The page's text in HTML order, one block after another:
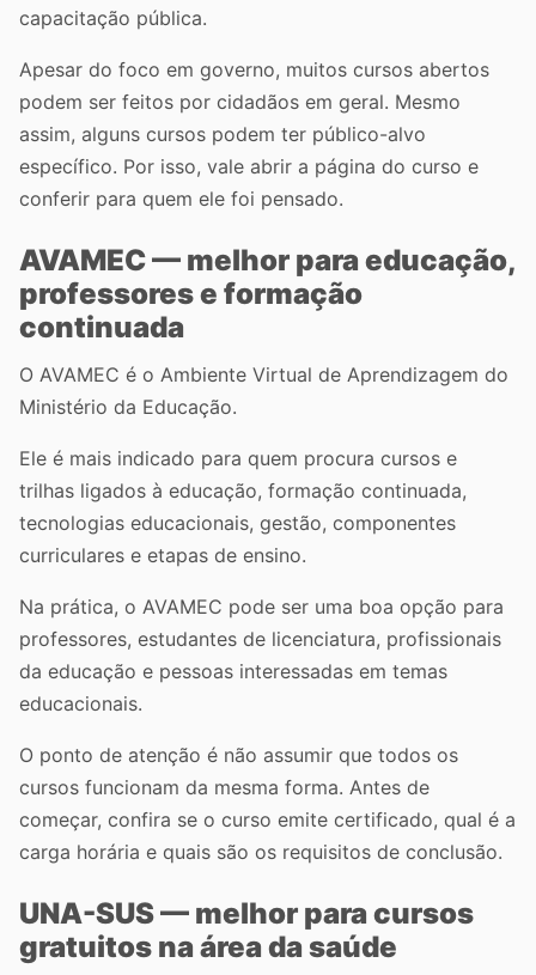
capacitação pública.
Apesar do foco em governo, muitos cursos abertos
podem ser feitos por cidadãos em geral. Mesmo
assim, alguns cursos podem ter público-alvo
específico. Por isso, vale abrir a página do curso e
conferir para quem ele foi pensado.
AVAMEC — melhor para educação,
professores e formação
continuada
O AVAMEC é o Ambiente Virtual de Aprendizagem do
Ministério da Educação.
Ele é mais indicado para quem procura cursos e
trilhas ligados à educação, formação continuada,
tecnologias educacionais, gestão, componentes
curriculares e etapas de ensino.
Na prática, o AVAMEC pode ser uma boa opção para
professores, estudantes de licenciatura, profissionais
da educação e pessoas interessadas em temas
educacionais.
O ponto de atenção é não assumir que todos os
cursos funcionam da mesma forma. Antes de
começar, confira se o curso emite certificado, qual é a
carga horária e quais são os requisitos de conclusão.
UNA-SUS — melhor para cursos
gratuitos na área da saúde